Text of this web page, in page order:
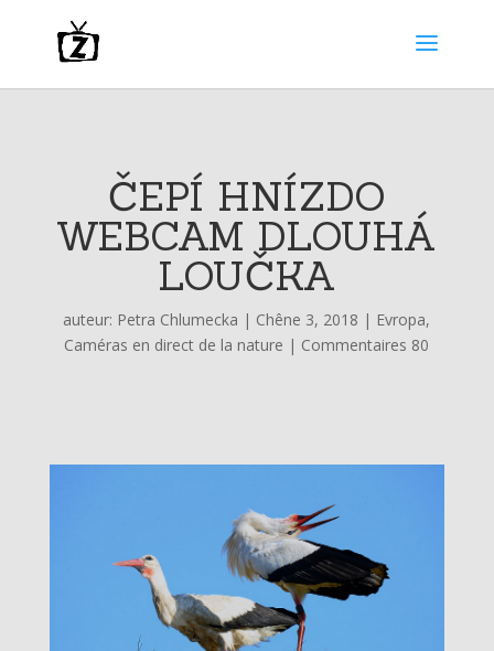
ČEPÍ HNÍZDO
WEBCAM DLOUHÁ
LOUČKA
auteur: Petra Chlumecka | Chêne 3, 2018 | Evropa,
Caméras en direct de la nature | Commentaires 80